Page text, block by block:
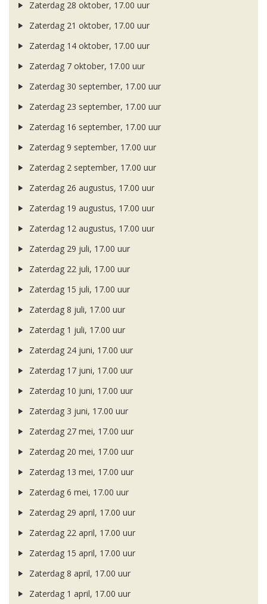
Zaterdag 28 oktober, 17.00 uur
Zaterdag 21 oktober, 17.00 uur
Zaterdag 14 oktober, 17.00 uur
Zaterdag 7 oktober, 17.00 uur
Zaterdag 30 september, 17.00 uur
Zaterdag 23 september, 17.00 uur
Zaterdag 16 september, 17.00 uur
Zaterdag 9 september, 17.00 uur
Zaterdag 2 september, 17.00 uur
Zaterdag 26 augustus, 17.00 uur
Zaterdag 19 augustus, 17.00 uur
Zaterdag 12 augustus, 17.00 uur
Zaterdag 29 juli, 17.00 uur
Zaterdag 22 juli, 17.00 uur
Zaterdag 15 juli, 17.00 uur
Zaterdag 8 juli, 17.00 uur
Zaterdag 1 juli, 17.00 uur
Zaterdag 24 juni, 17.00 uur
Zaterdag 17 juni, 17.00 uur
Zaterdag 10 juni, 17.00 uur
Zaterdag 3 juni, 17.00 uur
Zaterdag 27 mei, 17.00 uur
Zaterdag 20 mei, 17.00 uur
Zaterdag 13 mei, 17.00 uur
Zaterdag 6 mei, 17.00 uur
Zaterdag 29 april, 17.00 uur
Zaterdag 22 april, 17.00 uur
Zaterdag 15 april, 17.00 uur
Zaterdag 8 april, 17.00 uur
Zaterdag 1 april, 17.00 uur